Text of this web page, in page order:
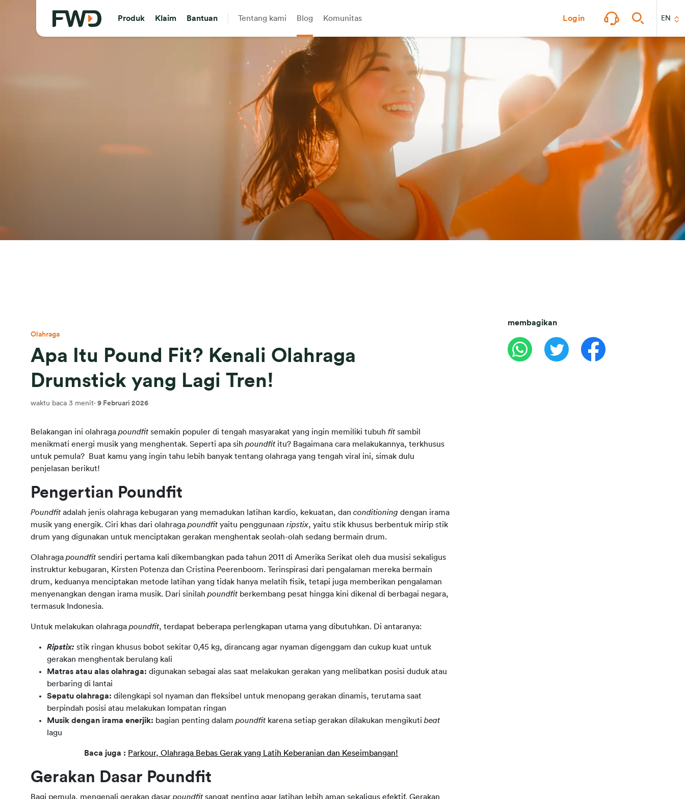
Produk Klaim Bantuan Tentang kami Blog Komunitas Login EN
Olahraga
Apa Itu Pound Fit? Kenali Olahraga
Drumstick yang Lagi Tren!
waktu baca 3 menit· 9 Februari 2026
Belakangan ini olahraga poundfit semakin populer di tengah masyarakat yang ingin memiliki tubuh fit sambil
menikmati energi musik yang menghentak. Seperti apa sih poundfit itu? Bagaimana cara melakukannya, terkhusus
untuk pemula?  Buat kamu yang ingin tahu lebih banyak tentang olahraga yang tengah viral ini, simak dulu
penjelasan berikut!
Pengertian Poundfit
Poundfit adalah jenis olahraga kebugaran yang memadukan latihan kardio, kekuatan, dan conditioning dengan irama
musik yang energik. Ciri khas dari olahraga poundfit yaitu penggunaan ripstix, yaitu stik khusus berbentuk mirip stik
drum yang digunakan untuk menciptakan gerakan menghentak seolah-olah sedang bermain drum.
Olahraga poundfit sendiri pertama kali dikembangkan pada tahun 2011 di Amerika Serikat oleh dua musisi sekaligus
instruktur kebugaran, Kirsten Potenza dan Cristina Peerenboom. Terinspirasi dari pengalaman mereka bermain
drum, keduanya menciptakan metode latihan yang tidak hanya melatih fisik, tetapi juga memberikan pengalaman
menyenangkan dengan irama musik. Dari sinilah poundfit berkembang pesat hingga kini dikenal di berbagai negara,
termasuk Indonesia.
Untuk melakukan olahraga poundfit, terdapat beberapa perlengkapan utama yang dibutuhkan. Di antaranya:
Ripstix: stik ringan khusus bobot sekitar 0,45 kg, dirancang agar nyaman digenggam dan cukup kuat untuk
gerakan menghentak berulang kali
Matras atau alas olahraga: digunakan sebagai alas saat melakukan gerakan yang melibatkan posisi duduk atau
berbaring di lantai
Sepatu olahraga: dilengkapi sol nyaman dan fleksibel untuk menopang gerakan dinamis, terutama saat
berpindah posisi atau melakukan lompatan ringan
Musik dengan irama enerjik: bagian penting dalam poundfit karena setiap gerakan dilakukan mengikuti beat
lagu
Baca juga : Parkour, Olahraga Bebas Gerak yang Latih Keberanian dan Keseimbangan!
Gerakan Dasar Poundfit
Bagi pemula, mengenali gerakan dasar poundfit sangat penting agar latihan lebih aman sekaligus efektif. Gerakan
membagikan